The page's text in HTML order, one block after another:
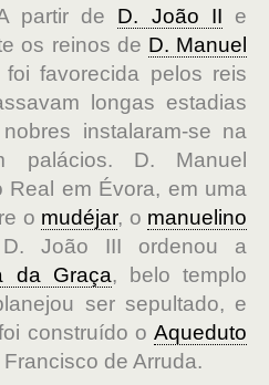
partir de D. João II e
os reinos de D. Manuel
favorecida pelos reis
longas estadias
instalaram-se na
palácios. D. Manuel
Real em Évora, em uma
o mudéjar, o manuelino
João III ordenou a
da Graça, belo templo
ser sepultado, e
construído o Aqueduto
Francisco de Arruda.